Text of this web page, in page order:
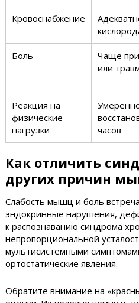
Кровоснабжение
Боль
Чаще
или
Реакция на
физические
нагрузки
часов
Как отличить
других причин
Слабость мышц и боль
эндокринные нарушения,
к распознаванию синдрома
непропорциональной
мультисистемными
ортостатические явления.
Обратите внимание на